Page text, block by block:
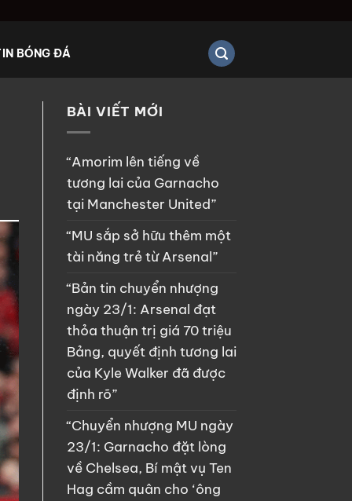
BÓNG ĐÁ
BÀI VIẾT MỚI
“Amorim lên tiếng về
tương lai của Garnacho
tại Manchester United”
“MU sắp sở hữu thêm một
tài năng trẻ từ Arsenal”
“Bản tin chuyển nhượng
ngày 23/1: Arsenal đạt
thỏa thuận trị giá 70 triệu
Bảng, quyết định tương lai
của Kyle Walker đã được
định rõ”
“Chuyển nhượng MU ngày
23/1: Garnacho đặt lòng
về Chelsea, Bí mật vụ Ten
Hag cầm quân cho ‘ông